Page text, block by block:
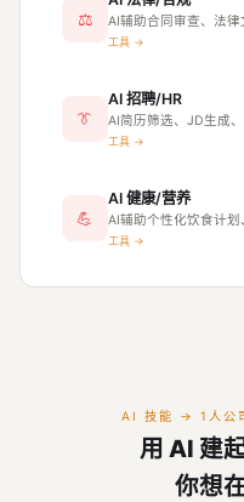
⚖ AI辅助合同审查、法
工具 →
👔
AI 招聘/HR
AI简历筛选、JD生成
工具 →
💪
AI 健康/营养
AI辅助个性化饮食计划
工具 →
AI 技能 → 1人公
用 AI 建
你想